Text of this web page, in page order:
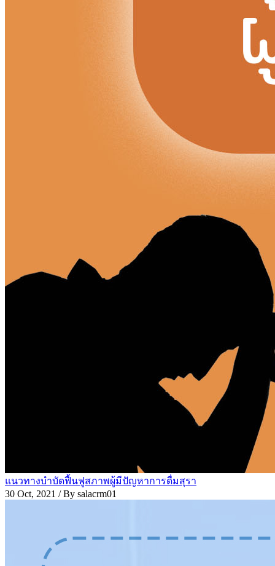
แนวทางบำบัดฟื้นฟูสภาพผู้มีปัญหาการดื่มสุรา
30 Oct, 2021 / By salacrm01